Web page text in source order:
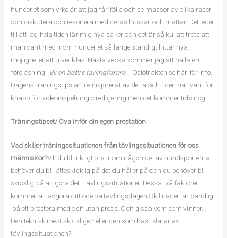
hunderiet som yrke är att jag får följa och se massor av olika raser
och diskutera och resonera med deras hussar och mattar. Det leder
till att jag hela tiden lär mig nya saker och det är så kul att trots att
man varit med inom hunderiet så länge ständigt hittar nya
möjligheter att utvecklas. Nästa vecka kommer jag att hålla en
föreläsning” Bli en bättre tävlingförare” i Oslotrakten se här för info.
Dagens träningstips är lite inspirerat av detta och tiden har varit för
knapp för videoinspelning o redigering men det kommer tids nog!
Träningstipset/ Öva inför din egen prestation
Vad skiljer träningssituationen från tävlingssituationen för oss
människor?Vill du bli riktigt bra inom någon del av hundsporterna
behöver du bli jätteskicklig på det du håller på och du behöver bli
skicklig på att göra det i tävlingssituationer. Dessa två faktorer
kommer att avgöra ditt öde på tävlingsdagen.Skillnaden är oändlig
på ett prestera med och utan press. Och gissa vem som vinner…
Den teknisk mest skicklige ? eller den som bäst klarar av
tävlingssituationen?